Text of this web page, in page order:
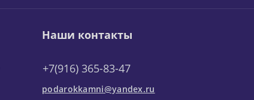
Наши контакты
+7(916) 365-83-47
podarokkamni@yandex.ru